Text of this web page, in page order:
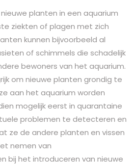
planten in een aquarium
ziekten of plagen met zich
kunnen bijvoorbeeld al
of schimmels die schadelijk
bewoners van het aquarium.
om nieuwe planten grondig te
aan het aquarium worden
mogelijk eerst in quarantaine
problemen te detecteren en
ze de andere planten en vissen
nemen van
bij het introduceren van nieuwe